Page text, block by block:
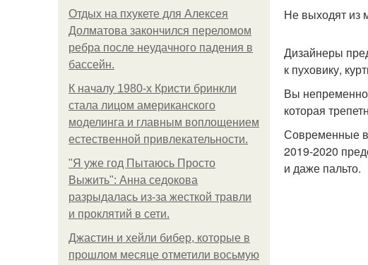
Отдых на пхукете для Алексея
Долматова закончился переломом
ребра после неудачного падения в
бассейн.
К началу 1980-х Кристи бринкли
стала лицом американского
моделинга и главным воплощением
естественной привлекательности.
"Я уже год Пытаюсь Просто
Выжить": Анна седокова
разрыдалась из-за жесткой травли
и проклятий в сети.
Джастин и хейли бибер, которые в
прошлом месяце отметили восьмую
Не выходят из
Дизайнеры
к пуховику,
Вы
которая
Современные
2019-2020
и даже пальто.